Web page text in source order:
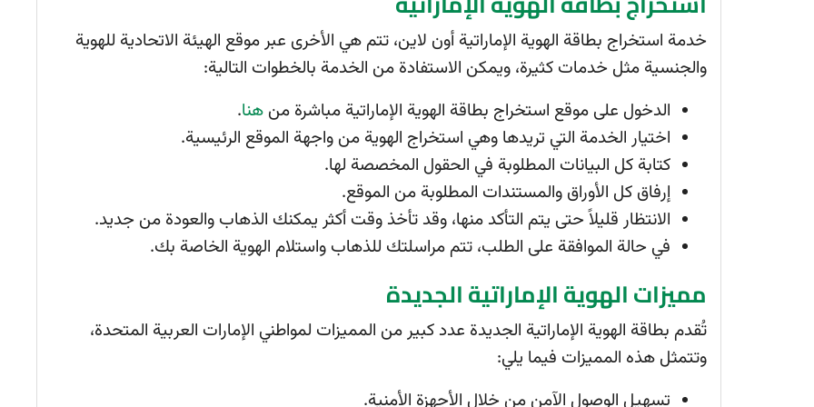
خدمة استخراج بطاقة الهوية الإماراتية أون لاين، تتم هي الأخرى عبر موقع الهيئة الاتحادية للهوية
والجنسية مثل خدمات كثيرة، ويمكن الاستفادة من الخدمة بالخطوات التالية:
الدخول على موقع استخراج بطاقة الهوية الإماراتية مباشرة من هنا.
اختيار الخدمة التي تريدها وهي استخراج الهوية من واجهة الموقع الرئيسية.
كتابة كل البيانات المطلوبة في الحقول المخصصة لها.
إرفاق كل الأوراق والمستندات المطلوبة من الموقع.
الانتظار قليلاً حتى يتم التأكد منها، وقد تأخذ وقت أكثر يمكنك الذهاب والعودة من جديد.
في حالة الموافقة على الطلب، تتم مراسلتك للذهاب واستلام الهوية الخاصة بك.
مميزات الهوية الإماراتية الجديدة
تُقدم بطاقة الهوية الإماراتية الجديدة عدد كبير من المميزات لمواطني الإمارات العربية المتحدة،
وتتمثل هذه المميزات فيما يلي:
تسهيل الوصول الآمن من خلال الأجهزة الأمنية.